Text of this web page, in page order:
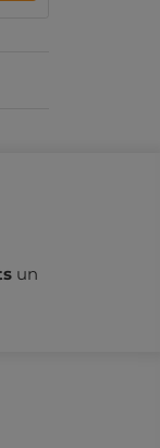
un